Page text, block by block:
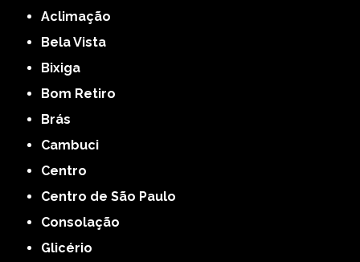
Aclimação
Bela Vista
Bixiga
Bom Retiro
Brás
Cambuci
Centro
Centro de São Paulo
Consolação
Glicério